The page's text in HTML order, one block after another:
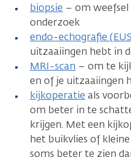
biopsie – om
onderzoek
endo-echografie
uitzaaiingen hebt in
MRI-scan – om te
en of je uitzaaiingen
kijkoperatie als
om beter in te
krijgen. Met een
het buikvlies of
soms beter te zien